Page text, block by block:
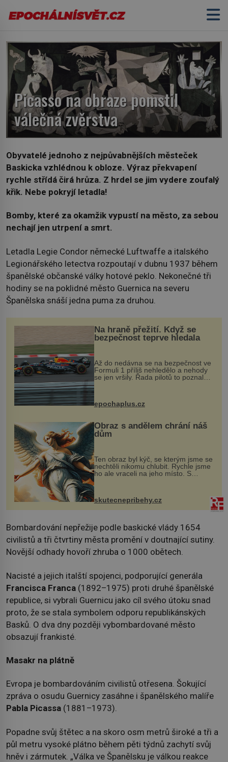
Picasso na obraze pomstil
válečná zvěrstva
Obyvatelé jednoho z nejpůvabnějších městeček
Baskicka vzhlédnou k obloze. Výraz překvapení
rychle střídá čirá hrůza. Z hrdel se jim vydere zoufalý
křik. Nebe pokryjí letadla!
Bomby, které za okamžik vypustí na město, za sebou
nechají jen utrpení a smrt.
Letadla Legie Condor německé Luftwaffe a italského
Legionářského letectva rozpoutají v dubnu 1937 během
španělské občanské války hotové peklo. Nekonečné tři
hodiny se na poklidné město Guernica na severu
Španělska snáší jedna puma za druhou.
Na hraně přežití. Když se
bezpečnost teprve hledala
Až do nedávna se na bezpečnost ve
Formuli 1 příliš nehledělo a nehody
se jen vršily. Řada pilotů to poznala
na vlastní kůži, často s trvalými
následky nebo bohužel i ztrátou
života. Dnes nepochopiteln...
epochaplus.cz
Obraz s andělem chrání náš
dům
Ten obraz byl kýč, se kterým jsme se
nechtěli nikomu chlubit. Rychle jsme
ho ale vraceli na jeho místo. S
manželem Vaškem jsme si pořídili
chaloupku, takový domek na severu
Čech, kde jsme si naplánova...
skutecnepribehy.cz
Bombardování nepřežije podle baskické vlády 1654
civilistů a tři čtvrtiny města promění v doutnající sutiny.
Novější odhady hovoří zhruba o 1000 obětech.
Nacisté a jejich italští spojenci, podporující generála
Francisca Franca (1892–1975) proti druhé španělské
republice, si vybrali Guernicu jako cíl svého útoku snad
proto, že se stala symbolem odporu republikánských
Basků. O dva dny později vybombardované město
obsazují frankisté.
Masakr na plátně
Evropa je bombardováním civilistů otřesena. Šokující
zpráva o osudu Guernicy zasáhne i španělského malíře
Pabla Picassa (1881–1973).
Popadne svůj štětec a na skoro osm metrů široké a tři a
půl metru vysoké plátno během pěti týdnů zachytí svůj
hněv i zármutek. „Válka ve Španělsku je válkou reakce